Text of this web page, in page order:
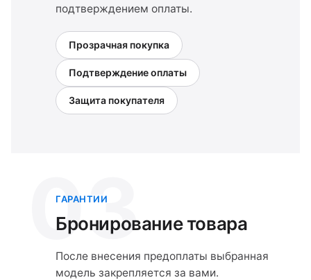
подтверждением оплаты.
Прозрачная покупка
Подтверждение оплаты
Защита покупателя
03
ГАРАНТИИ
Бронирование товара
После внесения предоплаты выбранная
модель закрепляется за вами.